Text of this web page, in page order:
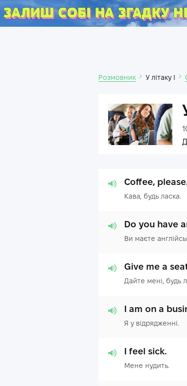
Розмовник У літаку I
Coffee,
Кава, будь ласка.
Do you have
Ви маєте
Give me a
Дайте мені, будь
I am on a
Я у відрядженні.
I feel sick.
Мене нудить.